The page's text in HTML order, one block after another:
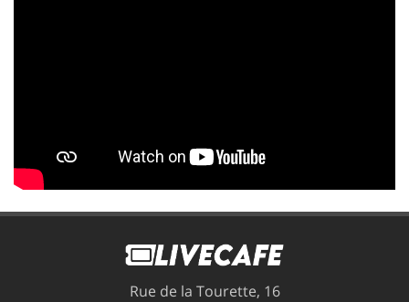
Rue de la Tourette, 16